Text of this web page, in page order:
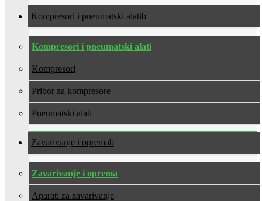
Kompresori i pneumatski alati
Kompresori i pneumatski alati
Kompresori
Pribor za kompresore
Pneumatski alati
Zavarivanje i oprema
Zavarivanje i oprema
Aparati za zavarivanje